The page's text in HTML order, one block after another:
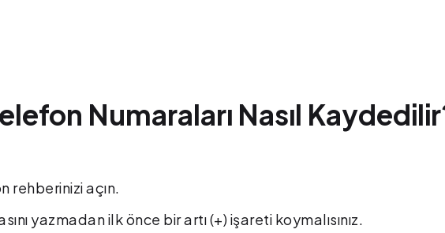
Numaraları Nasıl
rehberinizi açın.
yazmadan ilk önce bir artı (+) işareti koymalısınız.